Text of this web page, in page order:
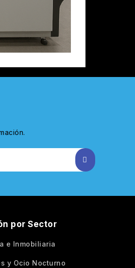
por Sector
e Inmobiliaria
y Ocio Nocturno